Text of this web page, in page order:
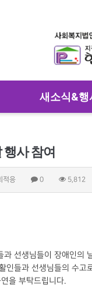
새소식&행
사 참여
적응 0 5,812
과 선생님들이 장애인의
인들과 선생님들의 수고
을 부탁드립니다.